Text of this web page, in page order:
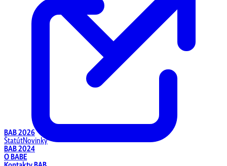
BAB 2026
ŠtatútNovinky
BAB 2024
O BABE